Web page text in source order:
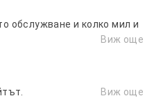
обслужване и колко мил и
Виж още
Виж още